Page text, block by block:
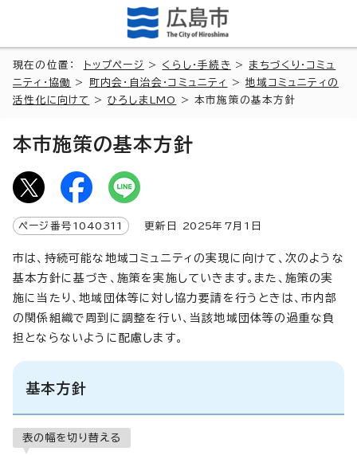
現在の位置： トップページ > くらし・手続き > まちづくり・コミュ
ニティ・協働
> 町内会・自治会・コミュニティ >地域コミュニティの
活性化に向けて
>ひろしまLMO > 本市施策の基本方針
本市施策の基本方針
ページ番号 1040311 更新日 2025年7月1日
市は、持続可能な地域コミュニティの実現に向けて、次のような
基本方針に基づき、施策を実施していきます。また、施策の実
施に当たり、地域団体等に対し協力要請を行うときは、市内部
の関係組織で周到に調整を行い、当該地域団体等の過重な負
担とならないように配慮します。
基本方針
表の幅を切り替える